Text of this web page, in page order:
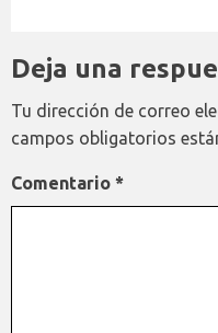
Deja una
Tu dirección de correo
campos obligatorios
Comentario *